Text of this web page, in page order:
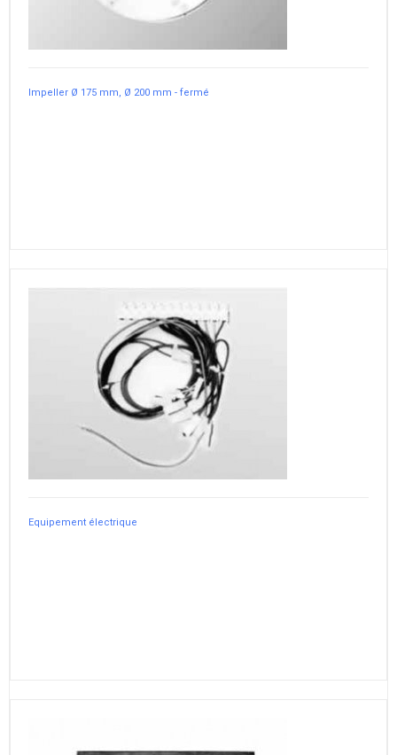
Impeller Ø 175 mm, Ø 200 mm - fermé
Equipement électrique